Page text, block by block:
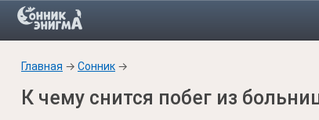
Главная → Сонник →
К чему снится побег из